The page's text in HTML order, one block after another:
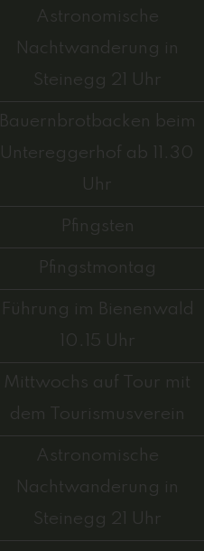
Astronomische
Nachtwanderung in
Steinegg 21 Uhr
Bauernbrotbacken beim
Untereggerhof ab 11.30
Uhr
Pfingsten
Pfingstmontag
Führung im Bienenwald
10.15 Uhr
Mittwochs auf Tour mit
dem Tourismusverein
Astronomische
Nachtwanderung in
Steinegg 21 Uhr